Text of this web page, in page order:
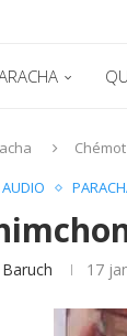
Chémot
17